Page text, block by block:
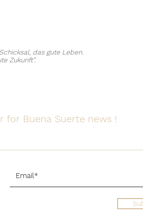
das gute Leben.
Zukunft”.
for Buena Suerte news !